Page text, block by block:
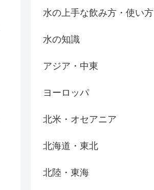
水の上手な飲み方・使い方
水の知識
アジア・中東
ヨーロッパ
北米・オセアニア
北海道・東北
北陸・東海